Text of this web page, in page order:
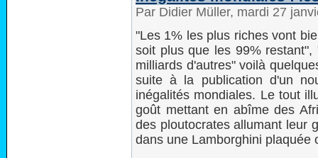
Par Didier Müller, mardi 27
"Les 1% les plus riches vont
soit plus que les 99%
milliards d'autres" voilà
suite à la publication d'un
inégalités mondiales. Le tout
goût mettant en abîme des
des ploutocrates allumant leur
dans une Lamborghini plaquée